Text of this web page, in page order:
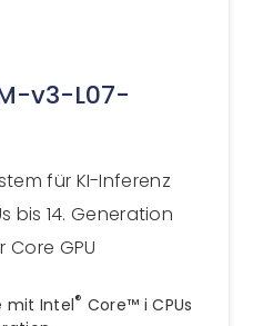
v3-L07-
für KI-Inferenz
bis 14. Generation
Core GPU
mit Intel® Core™ i CPUs